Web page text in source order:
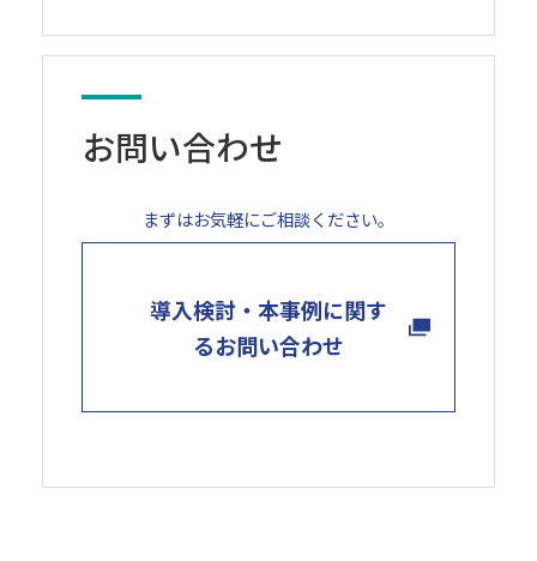
お問い合わせ
まずはお気軽にご相談ください。
導入検討・本事例に関す
るお問い合わせ